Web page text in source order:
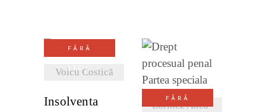
FĂRĂ
STOC
Voicu Costică
DETALII
Insolventa FĂRĂ
Lorincz Anca-
DETALII